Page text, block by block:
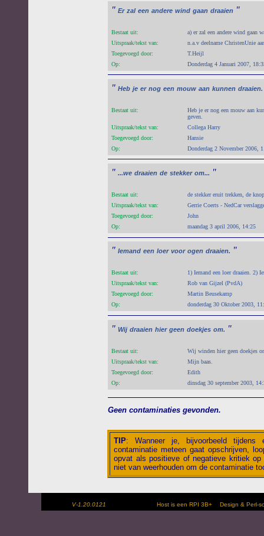
" Er zal een andere wind gaan draaien "
Bestaat uit:
a) er zal een andere wind gaan
Uitspraak/tekst van:
n.a.v deelname ChristenUnie
Toegevoegd door:
T.Heijl
Op:
Donderdag 4 Januari 2007,
" Heb je er nog een mouw aan kunnen draaien.
Bestaat uit:
Heb je er nog een mouw aan
geven.
Uitspraak/tekst van:
Collega Harry
Toegevoegd door:
Hansie
Op:
Donderdag 2 November 2006,
" ...we draaien de stekker om... "
Bestaat uit:
de stekker eruit trekken, de
Uitspraak/tekst van:
Gerrie Coerts - NedCar
Toegevoegd door:
John
Op:
maandag 3 april 2006, 14:25
" Iemand een loer voor ogen draaien. "
Bestaat uit:
1) Iemand een loer draaien. 2)
Uitspraak/tekst van:
Rob van Gijzel (PvdA)
Toegevoegd door:
Martin Beusekamp
Op:
donderdag 30 Oktober 2003,
" Wij draaien hier geen doekjes om. "
Bestaat uit:
Wij winden hier geen doekjes
Uitspraak/tekst van:
Mijn baas.
Toegevoegd door:
Edith
Op:
dinsdag 30 september 2003,
Geen contaminaties gevonden.
TIP: Wanneer je, bijvoorbeeld tijdens
contaminatie meteen gaat opschrijven,
opvat als positieve of negatieve kritiek
niet van weerhouden om de contaminatie
V-1.20.0121 Host is een RPI 3B+ Design &